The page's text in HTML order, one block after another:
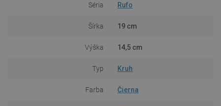
Séria Rufo
Šírka 19 cm
Výška 14,5 cm
Typ Kruh
Farba Čierna